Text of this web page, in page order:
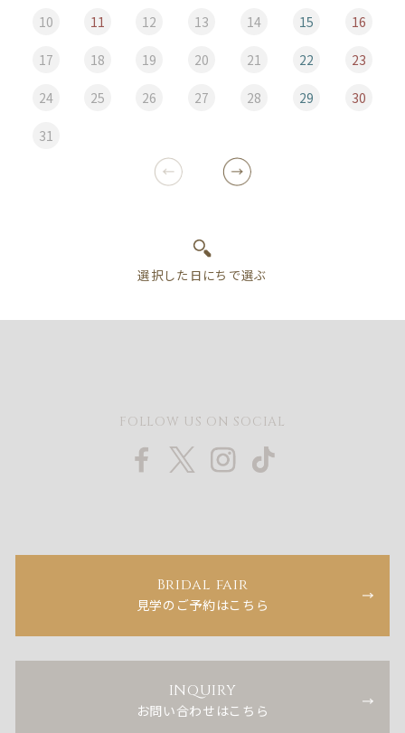
10 11 12 13 14 15 16
17 18 19 20 21 22 23
24 25 26 27 28 29 30
31
FOLLOW US ON SOCIAL
Bridal fair
見学のご予約はこちら
INQUIRY
お問い合わせはこちら